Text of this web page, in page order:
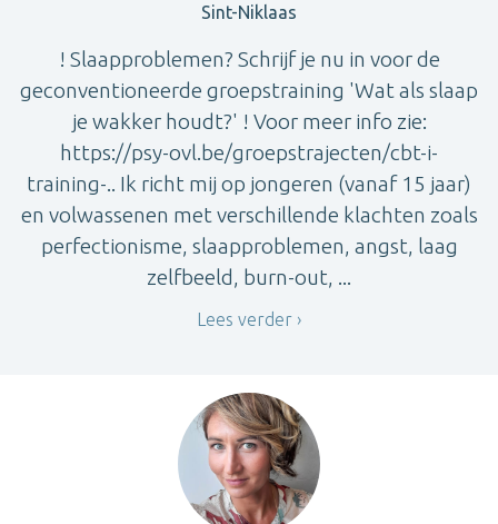
Sint-Niklaas
! Slaapproblemen? Schrijf je nu in voor de
geconventioneerde groepstraining 'Wat als slaap
je wakker houdt?' ! Voor meer info zie:
https://psy-ovl.be/groepstrajecten/cbt-i-
training-.. Ik richt mij op jongeren (vanaf 15 jaar)
en volwassenen met verschillende klachten zoals
perfectionisme, slaapproblemen, angst, laag
zelfbeeld, burn-out, ...
Lees verder